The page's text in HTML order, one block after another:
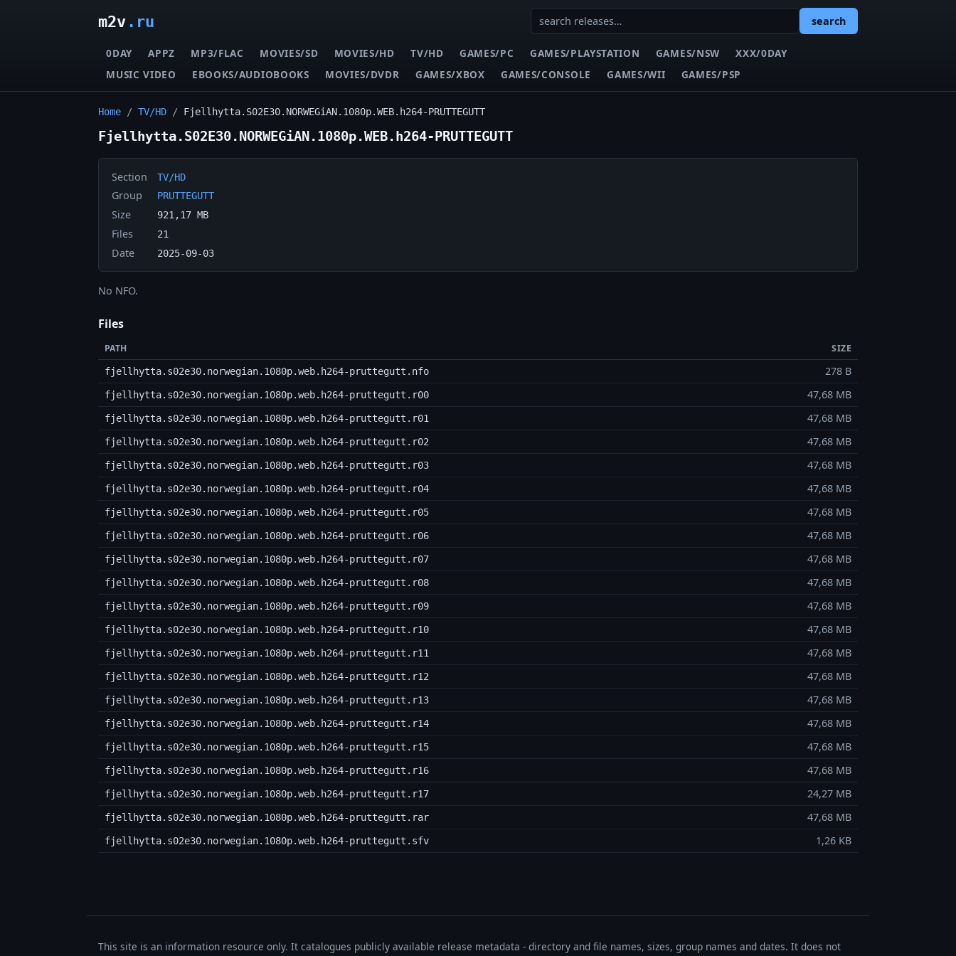
m2v.ru search
0DAY APPZ MP3/FLAC MOVIES/SD MOVIES/HD TV/HD GAMES/PC GAMES/PLAYSTATION GAMES/NSW
XXX/0DAY
MUSIC VIDEO
EBOOKS/AUDIOBOOKS MOVIES/DVDR GAMES/XBOX GAMES/CONSOLE GAMES/WII GAMES/PSP
Home / TV/HD / Fjellhytta.S02E30.NORWEGiAN.1080p.WEB.h264-PRUTTEGUTT
Fjellhytta.S02E30.NORWEGiAN.1080p.WEB.h264-PRUTTEGUTT
Section TV/HD
Group PRUTTEGUTT
Size 921,17 MB
Files 21
Date 2025-09-03
No NFO.
Files
PATH SIZE
fjellhytta.s02e30.norwegian.1080p.web.h264-pruttegutt.nfo 278 B
fjellhytta.s02e30.norwegian.1080p.web.h264-pruttegutt.r00 47,68 MB
fjellhytta.s02e30.norwegian.1080p.web.h264-pruttegutt.r01 47,68 MB
fjellhytta.s02e30.norwegian.1080p.web.h264-pruttegutt.r02 47,68 MB
fjellhytta.s02e30.norwegian.1080p.web.h264-pruttegutt.r03 47,68 MB
fjellhytta.s02e30.norwegian.1080p.web.h264-pruttegutt.r04 47,68 MB
fjellhytta.s02e30.norwegian.1080p.web.h264-pruttegutt.r05 47,68 MB
fjellhytta.s02e30.norwegian.1080p.web.h264-pruttegutt.r06 47,68 MB
fjellhytta.s02e30.norwegian.1080p.web.h264-pruttegutt.r07 47,68 MB
fjellhytta.s02e30.norwegian.1080p.web.h264-pruttegutt.r08 47,68 MB
fjellhytta.s02e30.norwegian.1080p.web.h264-pruttegutt.r09 47,68 MB
fjellhytta.s02e30.norwegian.1080p.web.h264-pruttegutt.r10 47,68 MB
fjellhytta.s02e30.norwegian.1080p.web.h264-pruttegutt.r11 47,68 MB
fjellhytta.s02e30.norwegian.1080p.web.h264-pruttegutt.r12 47,68 MB
fjellhytta.s02e30.norwegian.1080p.web.h264-pruttegutt.r13 47,68 MB
fjellhytta.s02e30.norwegian.1080p.web.h264-pruttegutt.r14 47,68 MB
fjellhytta.s02e30.norwegian.1080p.web.h264-pruttegutt.r15 47,68 MB
fjellhytta.s02e30.norwegian.1080p.web.h264-pruttegutt.r16 47,68 MB
fjellhytta.s02e30.norwegian.1080p.web.h264-pruttegutt.r17 24,27 MB
fjellhytta.s02e30.norwegian.1080p.web.h264-pruttegutt.rar 47,68 MB
fjellhytta.s02e30.norwegian.1080p.web.h264-pruttegutt.sfv 1,26 KB
This site is an information resource only. It catalogues publicly available release metadata - directory and file names, sizes, group names and dates. It does not